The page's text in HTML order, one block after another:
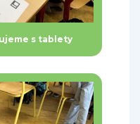
s tablety